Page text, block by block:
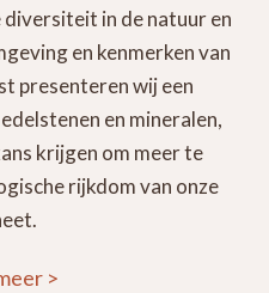
in de natuur en
en kenmerken van
presenteren wij een
en mineralen,
krijgen om meer te
rijkdom van onze
>